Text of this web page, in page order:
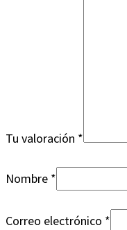
Tu valoración *
Nombre *
Correo electrónico *